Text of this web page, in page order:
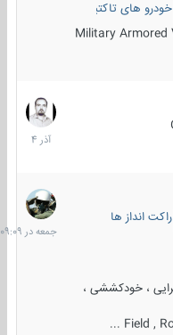
شناسایی و ضد تانک
های تاکتیکی نظامی
Military
7
آذر
1404
انداز ها
، خودکششی ،
Field ,
جمعه
در
09:09